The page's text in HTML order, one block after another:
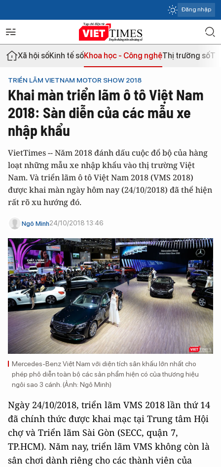
Đăng nhập
Xã hội sốKinh tế sốKhoa học - Công nghệThị trường số
TRIỂN LÃM VIETNAM MOTOR SHOW 2018
Khai màn triển lãm ô tô Việt Nam
2018: Sàn diễn của các mẫu xe
nhập khẩu
VietTimes -- Năm 2018 đánh dấu cuộc đổ bộ của hàng
loạt những mẫu xe nhập khẩu vào thị trường Việt
Nam. Và triển lãm ô tô Việt Nam 2018 (VMS 2018)
được khai màn ngày hôm nay (24/10/2018) đã thể hiện
rất rõ xu hướng đó.
Ngô Minh24/10/2018 13:46
Mercedes-Benz Việt Nam với diện tích sân khấu lớn nhất cho
phép phô diễn toàn bộ các sản phẩm hiện có của thương hiệu
ngôi sao 3 cánh. (Ảnh: Ngô Minh)
Ngày 24/10/2018, triển lãm VMS 2018 lần thứ 14
đã chính thức được khai mạc tại Trung tâm Hội
chợ và Triển lãm Sài Gòn (SECC, quận 7,
TP.HCM). Năm nay, triển lãm VMS không còn là
sân chơi dành riêng cho các thành viên của